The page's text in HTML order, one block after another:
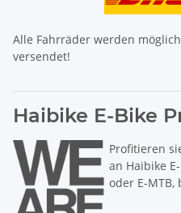
Alle Fahrräder werden
versendet!
Haibike E-Bike
Profitieren
an Haibike
oder E-